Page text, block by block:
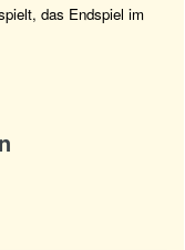
das Endspiel im